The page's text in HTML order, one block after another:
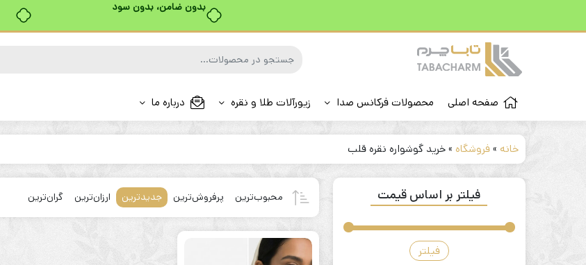
بدون ضامن، بدون سود
صفحه اصلی محصولات فرکانس صدا زیورآلات طلا و نقره درباره ما
خانه »فروشگاه »خرید گوشواره نقره قلب
محبوب‌ترین پرفروش‌ترین جدیدترین ارزان‌ترین گران‌ترین فیلتر بر اساس قیمت
فیلتر